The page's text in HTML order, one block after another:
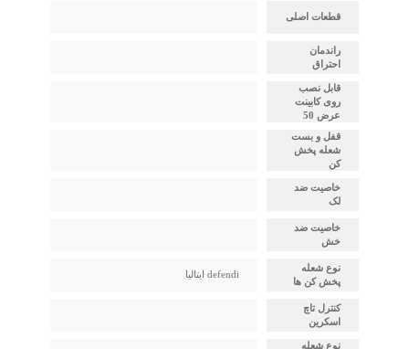
قطعات اصلی
راندمان
احتراق
قابل نصب
روی کابینت
عرض 50
قفل و بست
شعله پخش
کن
خاصیت ضد
لک
خاصیت ضد
خش
نوع شعله
پخش کن ها
defendi ایتالیا
کنترل تاچ
اسکرین
نوع شعله